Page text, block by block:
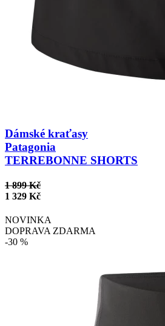
Dámské kraťasy
Patagonia
TERREBONNE SHORTS
1 899 Kč
1 329 Kč
NOVINKA
DOPRAVA ZDARMA
-30 %